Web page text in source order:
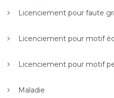
Licenciement pour faute
Licenciement pour motif
Licenciement pour motif
Maladie